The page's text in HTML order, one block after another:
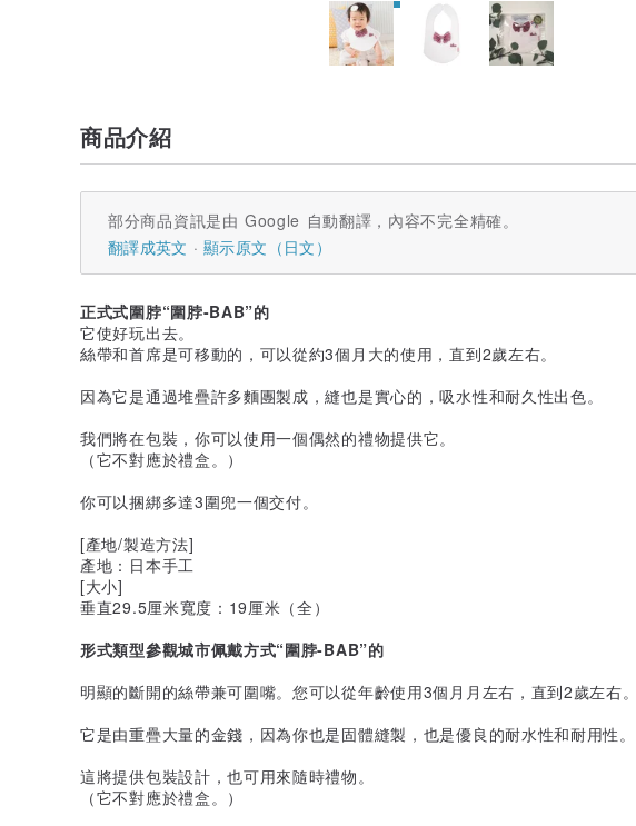
商品介紹
部分商品資訊是由 Google 自動翻譯，內容不完全精確。
翻譯成英文
顯示原文（日文）
正式式圍脖“圍脖-BAB”的
它使好玩出去。
絲帶和首席是可移動的，可以從約3個月大的使用，直到2歲左右。
因為它是通過堆疊許多麵團製成，縫也是實心的，吸水性和耐久性出色。
我們將在包裝，你可以使用一個偶然的禮物提供它。
（它不對應於禮盒。）
你可以捆綁多達3圍兜一個交付。
[產地/製造方法]
產地：日本手工
[大小]
垂直29.5厘米寬度：19厘米（全）
形式類型參觀城市佩戴方式“圍脖-BAB”的
明顯的斷開的絲帶兼可圍嘴。您可以從年齡使用3個月月左右，直到2歲左右。
它是由重疊大量的金錢，因為你也是固體縫製，也是優良的耐水性和耐用性。
這將提供包裝設計，也可用來隨時禮物。
（它不對應於禮盒。）